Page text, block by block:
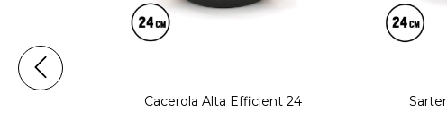
Cacerola Alta Efficient 24